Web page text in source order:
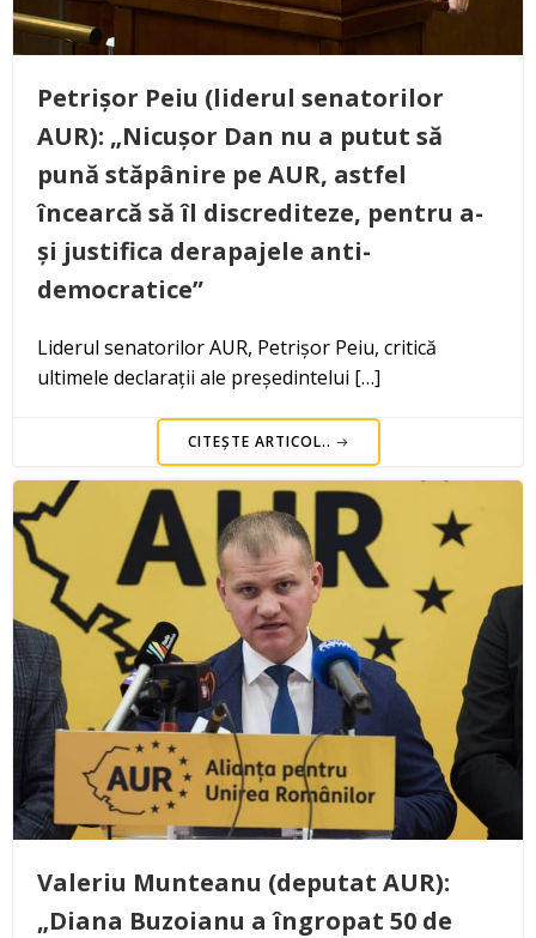
Petrișor Peiu (liderul senatorilor
AUR): „Nicușor Dan nu a putut să
pună stăpânire pe AUR, astfel
încearcă să îl discrediteze, pentru a-
și justifica derapajele anti-
democratice”
Liderul senatorilor AUR, Petrișor Peiu, critică
ultimele declarații ale președintelui […]
CITEȘTE ARTICOL..
Valeriu Munteanu (deputat AUR):
„Diana Buzoianu a îngropat 50 de